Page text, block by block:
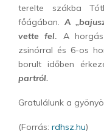
terelte szákba
főágában.A
vette fel.
A
zsinórral és 6-os
borult időben
partról.
Gratulálunk a
(Forrás: rdhsz.hu)